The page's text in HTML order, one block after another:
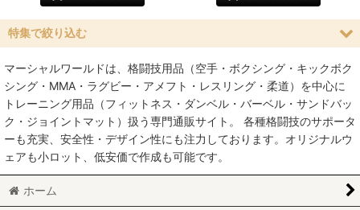
特集で絞り込む
空手
MMA総合格闘技
柔術
柔道
マーシャルワールドは、格闘技用品（空手・ボクシング・キックボク
シング・MMA・ラグビー・アメフト・レスリング・柔道）を中心に
トレーニング用品（フィットネス・ダンベル・バーベル・サンドバッ
ク・ジョイントマット）扱う専門通販サイト。 各種格闘技のサポータ
ーも充実、安全性・デザイン性にも注力しております。オリジナルウ
ェアも小ロット、低安価で作成も可能です。
ホーム